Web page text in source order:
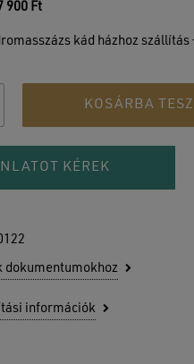
900 Ft
kád házhoz szállítás
KOSÁRBA
KÉREK
dokumentumokhoz
információk